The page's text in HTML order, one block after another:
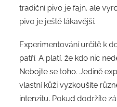
tradiční pivo je fajn, ale
pivo je ještě lákavější.
Experimentování určitě k
patří. A platí, že kdo nic
Nebojte se toho. Jedině
vlastní kůži vyzkoušíte
intenzitu. Pokud dodržíte